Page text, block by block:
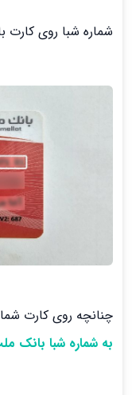
شماره شبا روی کارت
چنانچه روی کارت
به شماره شبا بانک